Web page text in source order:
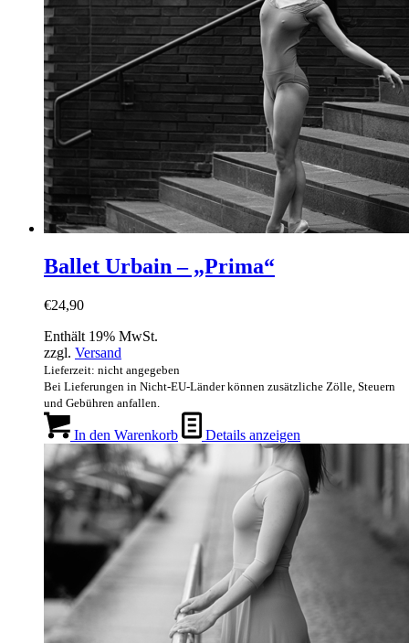
Ballet Urbain – „Prima“
€24,90
Enthält 19% MwSt.
zzgl. Versand
Lieferzeit: nicht angegeben
Bei Lieferungen in Nicht-EU-Länder können zusätzliche Zölle, Steuern
und Gebühren anfallen.
In den Warenkorb Details anzeigen